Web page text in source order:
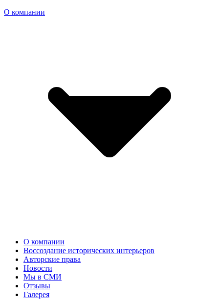
О компании
О компании
Воссоздание исторических интерьеров
Авторские права
Новости
Мы в СМИ
Отзывы
Галерея